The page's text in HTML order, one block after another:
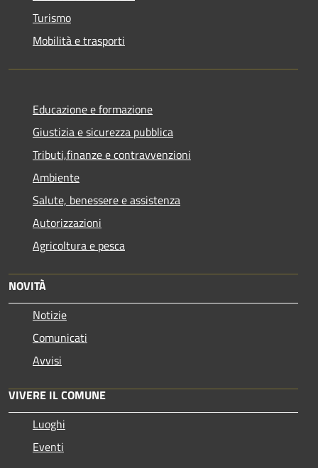
Turismo
Mobilità e trasporti
Educazione e formazione
Giustizia e sicurezza pubblica
Tributi,finanze e contravvenzioni
Ambiente
Salute, benessere e assistenza
Autorizzazioni
Agricoltura e pesca
NOVITÀ
Notizie
Comunicati
Avvisi
VIVERE IL COMUNE
Luoghi
Eventi